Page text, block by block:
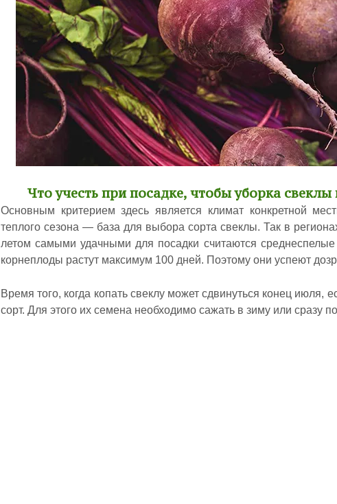
Что учесть при посадке, чтобы уборка
Основным критерием здесь является климат конкретной
теплого сезона — база для выбора сорта свеклы. Так в
летом самыми удачными для посадки считаются
корнеплоды растут максимум 100 дней. Поэтому они успеют
Время того, когда копать свеклу может сдвинуться конец июля,
сорт. Для этого их семена необходимо сажать в зиму или сразу